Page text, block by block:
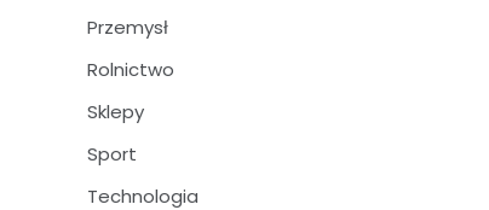
Przemysł
Rolnictwo
Sklepy
Sport
Technologia